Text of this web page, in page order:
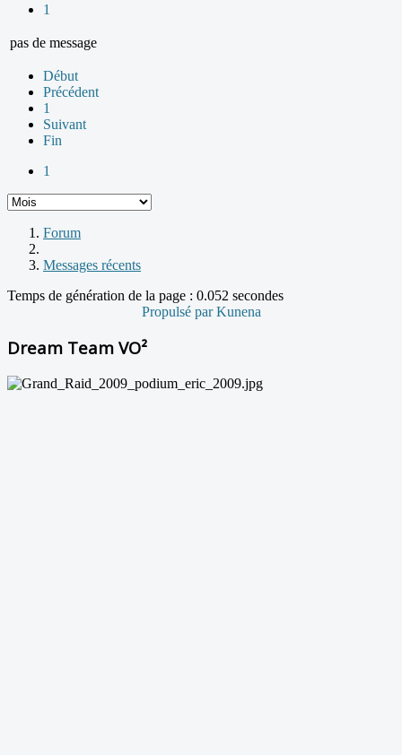
1
pas de message
Début
Précédent
1
Suivant
Fin
1
Forum
Messages récents
Temps de génération de la page : 0.052 secondes
Propulsé parKunena
Dream Team VO²